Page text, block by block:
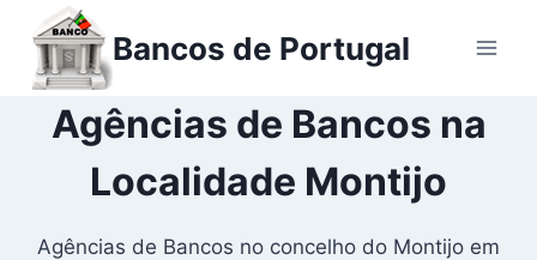
para
conteúdo
Bancos de Portugal
Agências de Bancos na
Localidade Montijo
Agências de Bancos no concelho do Montijo em